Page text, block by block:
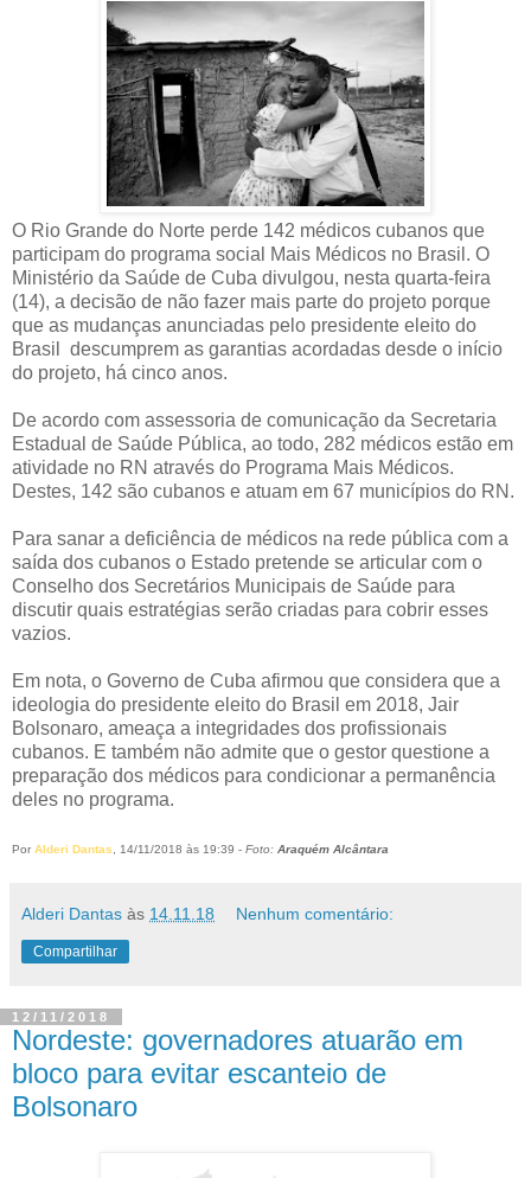
O Rio Grande do Norte perde 142 médicos cubanos que
participam do programa social Mais Médicos no Brasil. O
Ministério da Saúde de Cuba divulgou, nesta quarta-feira
(14), a decisão de não fazer mais parte do projeto porque
que as mudanças anunciadas pelo presidente eleito do
Brasil descumprem as garantias acordadas desde o início
do projeto, há cinco anos.
De acordo com assessoria de comunicação da Secretaria
Estadual de Saúde Pública, ao todo, 282 médicos estão em
atividade no RN através do Programa Mais Médicos.
Destes, 142 são cubanos e atuam em 67 municípios do RN.
Para sanar a deficiência de médicos na rede pública com a
saída dos cubanos o Estado pretende se articular com o
Conselho dos Secretários Municipais de Saúde para
discutir quais estratégias serão criadas para cobrir esses
vazios.
Em nota, o Governo de Cuba afirmou que considera que a
ideologia do presidente eleito do Brasil em 2018, Jair
Bolsonaro, ameaça a integridades dos profissionais
cubanos. E também não admite que o gestor questione a
preparação dos médicos para condicionar a permanência
deles no programa.
Por Alderi Dantas , 14/11/2018 às 19:39 - Foto: Araquém Alcântara
Alderi Dantas às 14.11.18 Nenhum comentário:
Compartilhar
12/11/2018
Nordeste: governadores atuarão em
bloco para evitar escanteio de
Bolsonaro